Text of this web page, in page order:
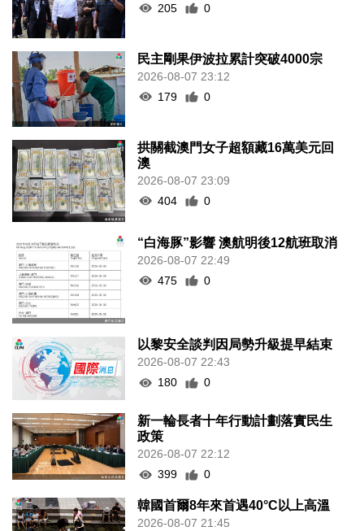
205
0
民主剛果伊波拉累計突破4000宗
2026-08-07 23:12
179
0
拱關截澳門女子超額藏16萬美元回
澳
2026-08-07 23:09
404
0
“白海豚”影響 澳航明後12航班取消
2026-08-07 22:49
475
0
以黎安全談判因局勢升級提早結束
2026-08-07 22:43
180
0
新一輪長者十年行動計劃落實民生
政策
2026-08-07 22:12
399
0
韓國首爾8年來首遇40°C以上高溫
2026-08-07 21:45